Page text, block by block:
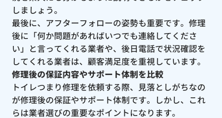
しましょう。
最後に、アフターフォローの姿勢も重要です。修理
後に「何か問題があればいつでも連絡してくださ
い」と言ってくれる業者や、後日電話で状況確認を
してくれる業者は、顧客満足度を重視しています。
修理後の保証内容やサポート体制を比較
トイレつまり修理を依頼する際、見落としがちなの
が修理後の保証やサポート体制です。しかし、これ
らは業者選びの重要なポイントになります。